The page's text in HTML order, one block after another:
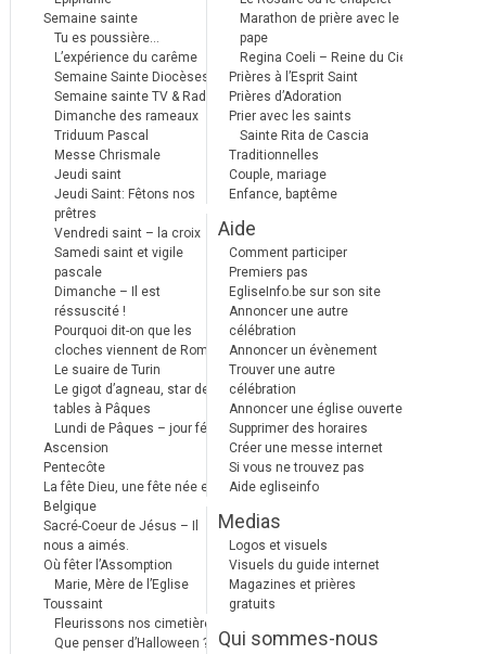
Semaine sainte
Tu es poussière…
L’expérience du carême
Semaine Sainte Diocèses
Semaine sainte TV & Radio
Dimanche des rameaux
Triduum Pascal
Messe Chrismale
Jeudi saint
Jeudi Saint: Fêtons nos
prêtres
Vendredi saint – la croix
Samedi saint et vigile
pascale
Dimanche – Il est
réssuscité !
Pourquoi dit-on que les
cloches viennent de Rome ?
Le suaire de Turin
Le gigot d’agneau, star des
tables à Pâques
Lundi de Pâques – jour férié
Ascension
Pentecôte
La fête Dieu, une fête née en
Belgique
Sacré-Coeur de Jésus – Il
nous a aimés.
Où fêter l’Assomption
Marie, Mère de l’Eglise
Toussaint
Fleurissons nos cimetières
Que penser d’Halloween ?
Marathon de prière avec le
pape
Regina Coeli – Reine du Ciel
Prières à l’Esprit Saint
Prières d’Adoration
Prier avec les saints
Sainte Rita de Cascia
Traditionnelles
Couple, mariage
Enfance, baptême
Aide
Comment participer
Premiers pas
EgliseInfo.be sur son site
Annoncer une autre
célébration
Annoncer un évènement
Trouver une autre
célébration
Annoncer une église ouverte
Supprimer des horaires
Créer une messe internet
Si vous ne trouvez pas
Aide egliseinfo
Medias
Logos et visuels
Visuels du guide internet
Magazines et prières
gratuits
Qui sommes-nous